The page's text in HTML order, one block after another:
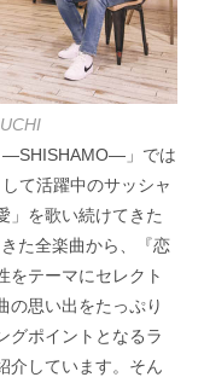
―SHISHAMO―」では
て活躍中のサッシャ
」を歌い続けてきた
た全楽曲から、『恋
をテーマにセレクト
の思い出をたっぷり
グポイントとなるラ
介しています。そん